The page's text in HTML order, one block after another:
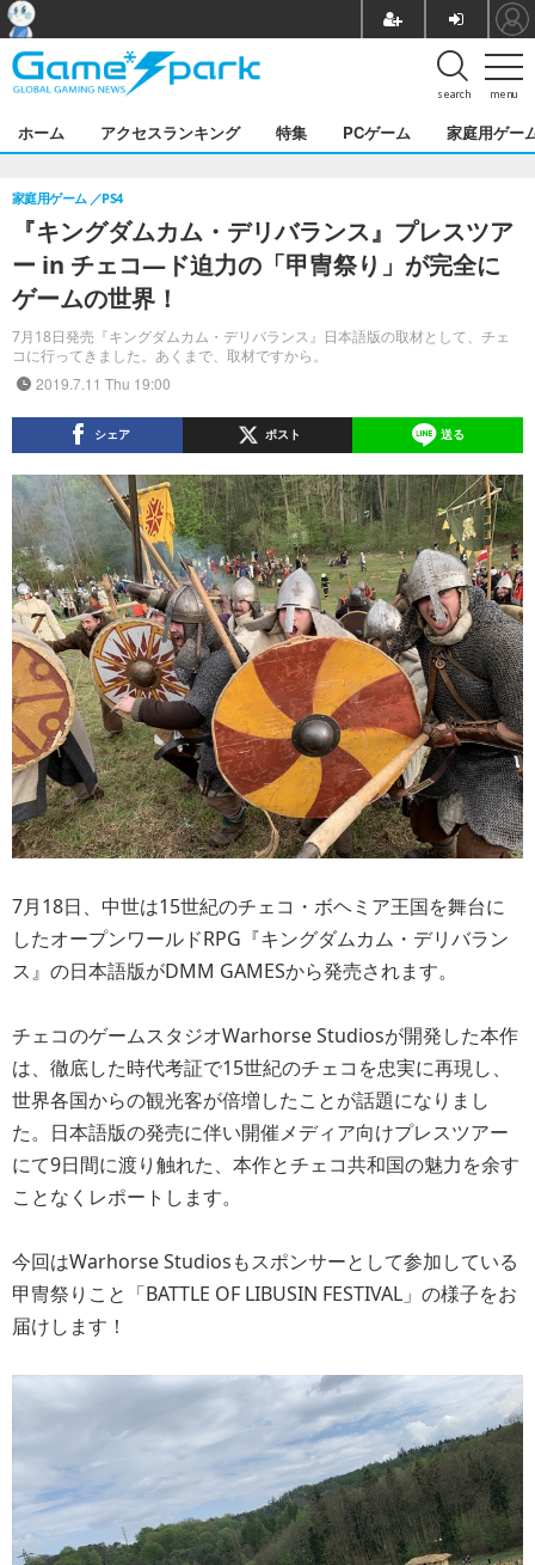
menu
search
ホーム アクセスランキング 特集 PCゲーム 家庭用ゲー
『キングダムカム・デリバランス』プレスツア
ー in チェコ―ド迫力の「甲冑祭り」が完全に
ゲームの世界！
7月18日発売『キングダムカム・デリバランス』日本語版の取材として、チェ
コに行ってきました。あくまで、取材ですから。
家庭用ゲーム PS4
2019.7.11 Thu 19:00
シェア ポスト 送る
7月18日、中世は15世紀のチェコ・ボヘミア王国を舞台に
したオープンワールドRPG『キングダムカム・デリバラン
ス』の日本語版がDMM GAMESから発売されます。
チェコのゲームスタジオWarhorse Studiosが開発した本作
は、徹底した時代考証で15世紀のチェコを忠実に再現し、
世界各国からの観光客が倍増したことが話題になりまし
た。日本語版の発売に伴い開催メディア向けプレスツアー
にて9日間に渡り触れた、本作とチェコ共和国の魅力を余す
ことなくレポートします。
今回はWarhorse Studiosもスポンサーとして参加している
甲冑祭りこと「BATTLE OF LIBUSIN FESTIVAL」の様子をお
届けします！